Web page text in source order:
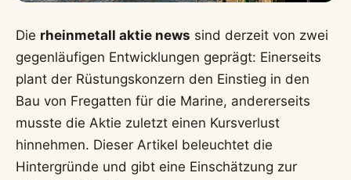
Die rheinmetall aktie news sind derzeit von zwei
gegenläufigen Entwicklungen geprägt: Einerseits
plant der Rüstungskonzern den Einstieg in den
Bau von Fregatten für die Marine, andererseits
musste die Aktie zuletzt einen Kursverlust
hinnehmen. Dieser Artikel beleuchtet die
Hintergründe und gibt eine Einschätzung zur